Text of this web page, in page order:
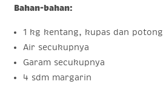
Bahan-bahan:
1 kg kentang, kupas dan potong
Air secukupnya
Garam secukupnya
4 sdm margarin